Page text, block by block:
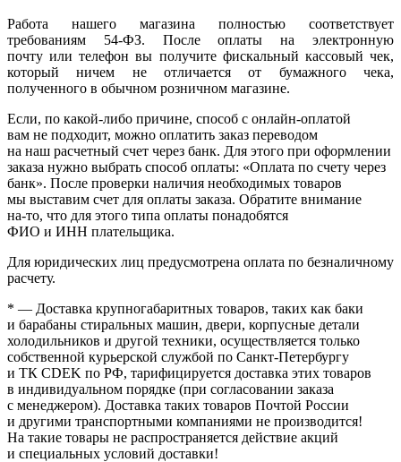
Работа нашего магазина полностью соответствует
требованиям 54-ФЗ. После оплаты на электронную
почту или телефон вы получите фискальный кассовый чек,
который ничем не отличается от бумажного чека,
полученного в обычном розничном магазине.
Если, по какой-либо причине, способ с онлайн-оплатой
вам не подходит, можно оплатить заказ переводом
на наш расчетный счет через банк. Для этого при оформлении
заказа нужно выбрать способ оплаты: «Оплата по счету через
банк». После проверки наличия необходимых товаров
мы выставим счет для оплаты заказа. Обратите внимание
на-то, что для этого типа оплаты понадобятся
ФИО и ИНН плательщика.
Для юридических лиц предусмотрена оплата по безналичному
расчету.
* — Доставка крупногабаритных товаров, таких как баки
и барабаны стиральных машин, двери, корпусные детали
холодильников и другой техники, осуществляется только
собственной курьерской службой по Санкт-Петербургу
и ТК CDEK по РФ, тарифицируется доставка этих товаров
в индивидуальном порядке (при согласовании заказа
с менеджером). Доставка таких товаров Почтой России
и другими транспортными компаниями не производится!
На такие товары не распространяется действие акций
и специальных условий доставки!